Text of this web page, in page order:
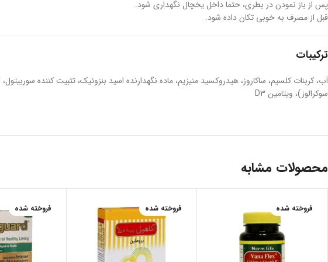
پس از باز نمودن در بطری، حتما داخل یخچال نگهداری شود.
قبل از مصرف به خوبی تکان داده شود.
ترکیبات
سوکرالوز)، ویتامین D3
محصولات مشابه
فروخته شده
فروخته شده فروخته شده